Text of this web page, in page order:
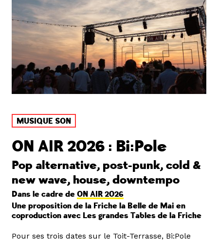
MUSIQUE SON
ON AIR 2026 : Bi:Pole
Pop alternative, post-punk, cold &
new wave, house, downtempo
Dans le cadre de ON AIR 2026
Une proposition de la Friche la Belle de Mai en
coproduction avec Les grandes Tables de la Friche
Pour ses trois dates sur le Toit-Terrasse, Bi:Pole